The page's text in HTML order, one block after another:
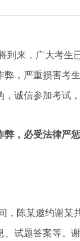
来，广大考生已
弊，严重损害考
，诚信参加考试
弊，必受法律严惩
陈某邀约谢某共
、试题答案等。